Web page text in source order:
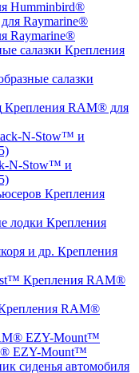
Humminbird®
Raymarine®
Крепления
салазки
Крепления RAM® для
N-Stow™ и
Крепления
Крепления
Крепления
Крепления RAM®
RAM®
EZY-Mount™